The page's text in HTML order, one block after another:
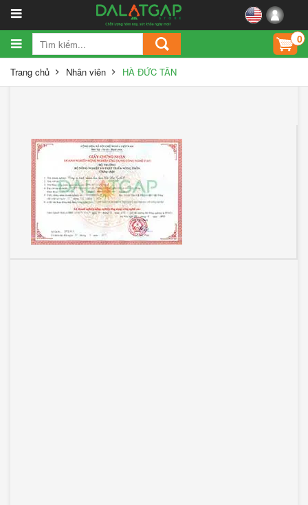
0
Trang chủ Nhân viên HÀ ĐỨC TÂN